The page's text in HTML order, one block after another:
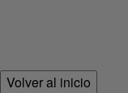
Volver al inicio